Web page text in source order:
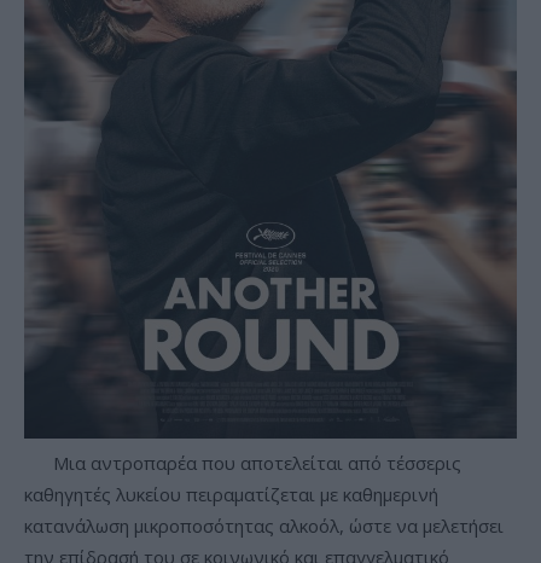
Μια αντροπαρέα που αποτελείται από τέσσερις
καθηγητές λυκείου πειραματίζεται με καθημερινή
κατανάλωση μικροποσότητας αλκοόλ, ώστε να μελετήσει
την επίδρασή του σε κοινωνικό και επαγγελματικό